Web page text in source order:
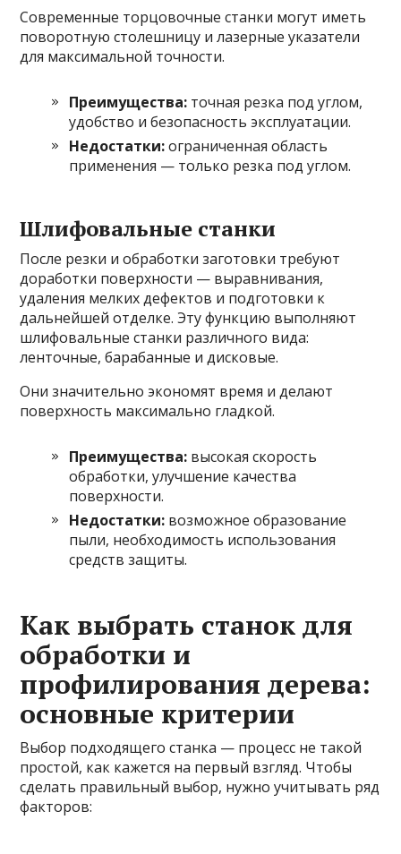
Современные торцовочные станки могут иметь
поворотную столешницу и лазерные указатели
для максимальной точности.
Преимущества: точная резка под углом,
удобство и безопасность эксплуатации.
Недостатки:ограниченная область
применения — только резка под углом.
Шлифовальные станки
После резки и обработки заготовки требуют
доработки поверхности — выравнивания,
удаления мелких дефектов и подготовки к
дальнейшей отделке. Эту функцию выполняют
шлифовальные станки различного вида:
ленточные, барабанные и дисковые.
Они значительно экономят время и делают
поверхность максимально гладкой.
Преимущества: высокая скорость
обработки, улучшение качества
поверхности.
Недостатки: возможное образование
пыли, необходимость использования
средств защиты.
Как выбрать станок для
обработки и
профилирования дерева:
основные критерии
Выбор подходящего станка — процесс не такой
простой, как кажется на первый взгляд. Чтобы
сделать правильный выбор, нужно учитывать ряд
факторов: